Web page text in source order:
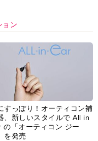
ョン
すっぽり！オーティコン補
、新しいスタイルで All in
の「オーティコン ジー
を発売